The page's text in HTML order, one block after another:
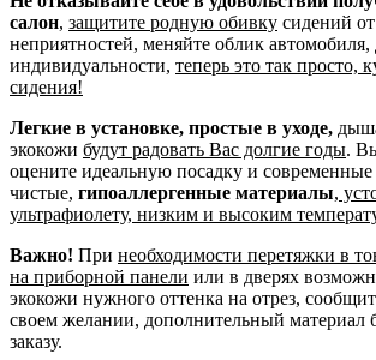
салон, защитите родную обивку сидений
неприятностей, меняйте облик автомобиля,
индивидуальности, теперь это так просто,
сидения!
Легкие в установке, простые в уходе,
экокожи будут радовать Вас долгие годы.
оцените идеальную посадку и современные
чистые, гипоаллергенные материалы,
ультрафиолету, низким и высоким
Важно! При необходимости перетяжки в
на приборной панели или в дверях
экокожи нужного оттенка на отрез,
своем желании, дополнительный материал
заказу.